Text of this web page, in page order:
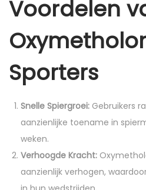
Voordelen
Sporters
Snelle Spiergroei: Gebruikers
aanzienlijke toename in
weken.
Verhoogde Kracht:
aanzienlijk verhogen,